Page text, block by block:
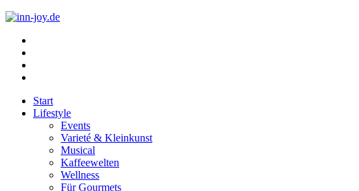
Start
Lifestyle
Events
Varieté & Kleinkunst
Musical
Kaffeewelten
Wellness
Für Gourmets